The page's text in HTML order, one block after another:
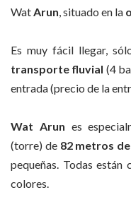
Wat Arun , situado en la
Es muy fácil llegar,
transporte fluvial (4
entrada (precio de la
Wat Arun es
(torre) de 82 metros
pequeñas. Todas
colores.